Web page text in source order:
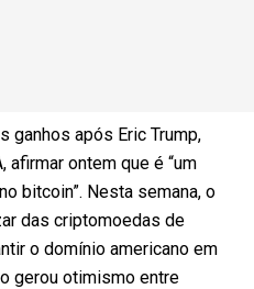
ganhos após Eric Trump,
ontem que é “um
bitcoin”. Nesta semana, o
das criptomoedas de
o domínio americano em
gerou otimismo entre